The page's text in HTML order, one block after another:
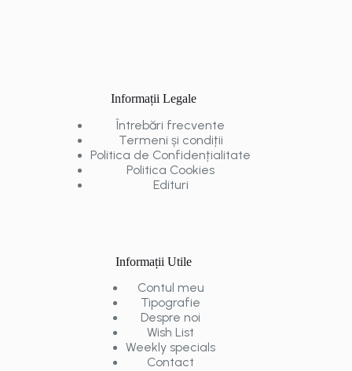
Informații Legale
Întrebări frecvente
Termeni și condiții
Politica de Confidențialitate
Politica Cookies
Edituri
Informații Utile
Contul meu
Tipografie
Despre noi
Wish List
Weekly specials
Contact